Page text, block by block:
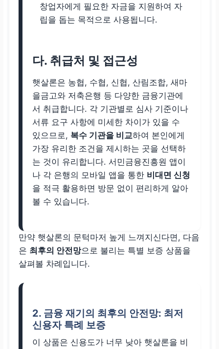
창업자에게 필요한 자금을 지원하여 자
립을 돕는 목적으로 사용됩니다.
다. 취급처 및 접근성
햇살론은 농협, 수협, 신협, 산림조합, 새마
을금고와 저축은행 등 다양한 금융기관에
서 취급합니다. 각 기관별로 심사 기준이나
서류 요구 사항에 미세한 차이가 있을 수
있으므로, 복수 기관을 비교하여 본인에게
가장 유리한 조건을 제시하는 곳을 선택하
는 것이 유리합니다. 서민금융진흥원 앱이
나 각 은행의 모바일 앱을 통한 비대면 신청
을 적극 활용하면 방문 없이 편리하게 알아
볼 수 있습니다.
만약 햇살론의 문턱마저 높게 느껴지신다면, 다음
은 최후의 안전망으로 불리는 특별 보증 상품을
살펴볼 차례입니다.
2. 금융 재기의 최후의 안전망: 최저
신용자 특례 보증
이 상품은 신용도가 너무 낮아 햇살론을 비